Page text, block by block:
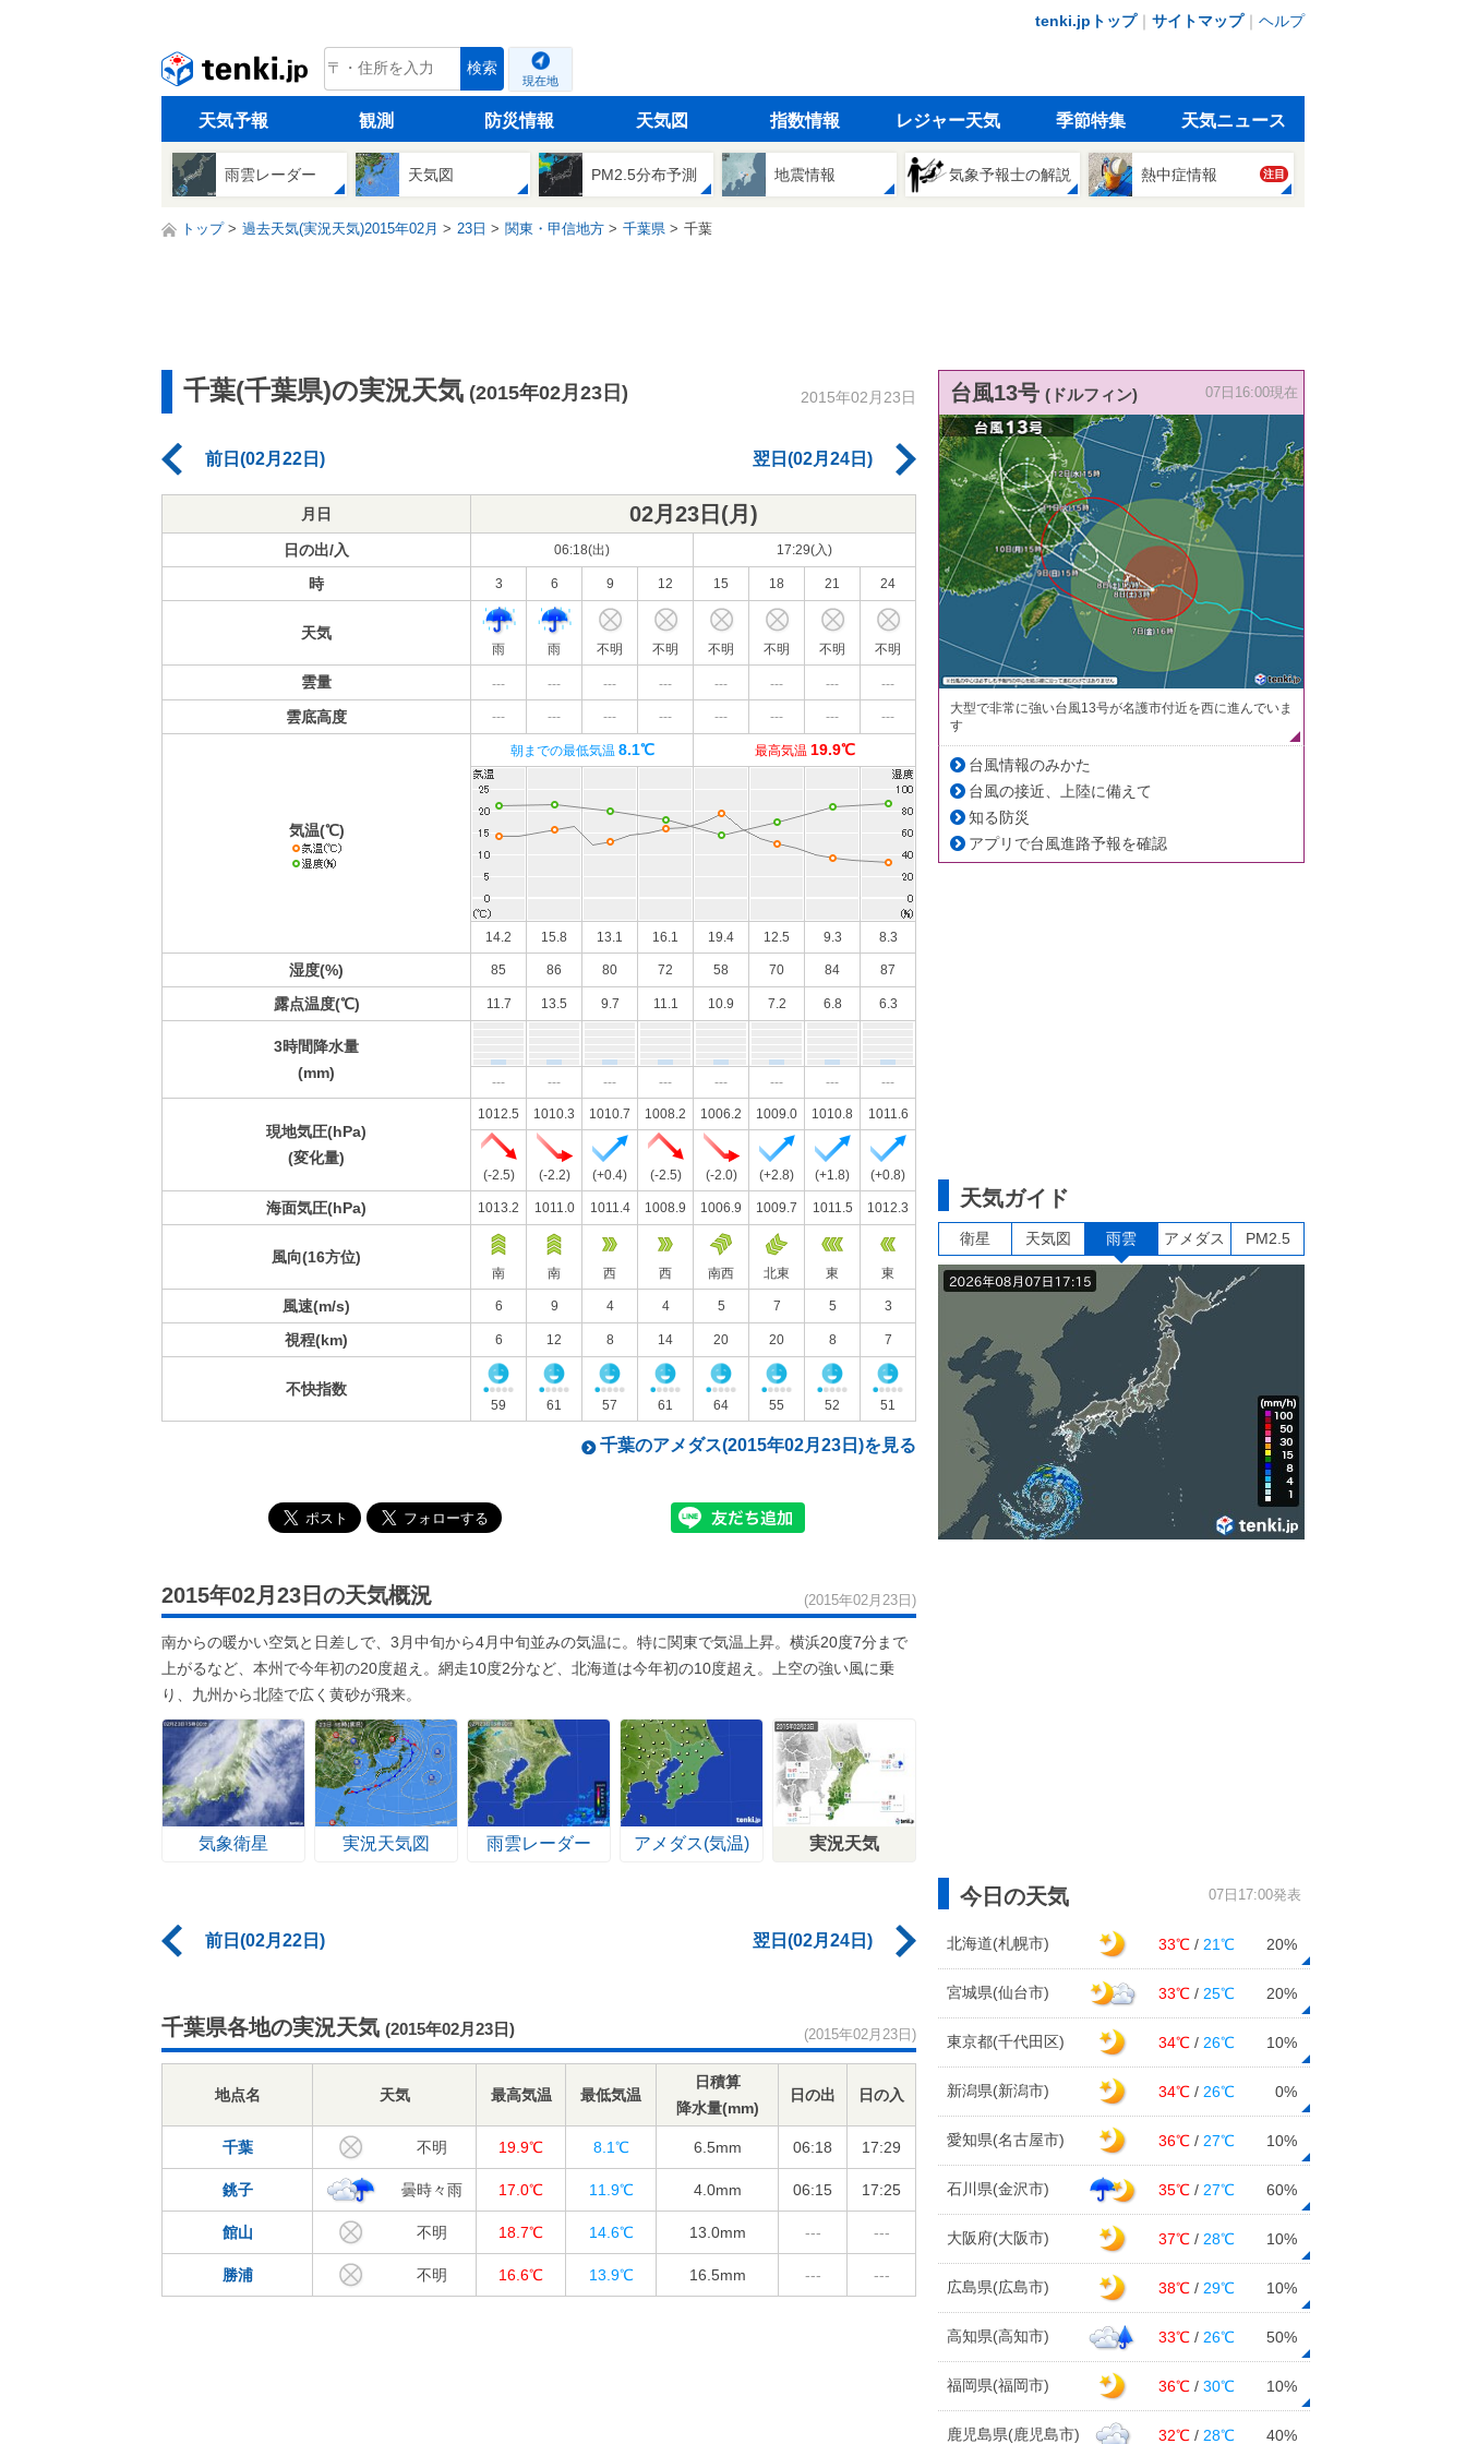
tenki.jpトップ｜ サイトマップ｜ ヘルプ
tenki.jp 検索
現在地
天気予報 観測 防災情報 天気図 指数情報 レジャー天気 季節特集 天気ニュース
雨雲レーダー 天気図 PM2.5分布予測 地震情報 気象予報士の解説 熱中症情報 注目
トップ 過去天気(実況天気)2015年02月 23日 関東・甲信地方 千葉県 千葉
千葉(千葉県)の実況天気 (2015年02月23日) 2015年02月23日
前日(02月22日) 翌日(02月24日)
月日 02月23日(月 )
日の出/入 06:18(出) 17:29(入)
時 3 6 9 12 15 18 21 24
天気
雨 雨 不明 不明 不明 不明 不明 不明
雲量 --- --- --- --- --- --- --- ---
雲底高度 --- --- --- --- --- --- --- ---
気温(℃)
朝までの最低気温 8.1℃ 最高気温 19.9℃
14.2 15.8 13.1 16.1 19.4 12.5 9.3 8.3
湿度(%) 85 86 80 72 58 70 84 87
露点温度(℃) 11.7 13.5 9.7 11.1 10.9 7.2 6.8 6.3
3時間降水量
(mm)
--- --- --- --- --- --- --- ---
現地気圧(hPa)
(変化量)
1012.5 1010.3 1010.7 1008.2 1006.2 1009.0 1010.8 1011.6
(-2.5) (-2.2) (+0.4) (-2.5) (-2.0) (+2.8) (+1.8) (+0.8)
海面気圧(hPa) 1013.2 1011.0 1011.4 1008.9 1006.9 1009.7 1011.5 1012.3
風向(16方位)
南 南 西 西 南西 北東 東 東
風速(m/s) 6 9 4 4 5 7 5 3
視程(km) 6 12 8 14 20 20 8 7
不快指数
59 61 57 61 64 55 52 51
千葉のアメダス(2015年02月23日)を見る
2015年02月23日の天気概況 (2015年02月23日)
南からの暖かい空気と日差しで、3月中旬から4月中旬並みの気温に。特に関東で気温上昇。横浜20度7分まで
上がるなど、本州で今年初の20度超え。網走10度2分など、北海道は今年初の10度超え。上空の強い風に乗
り、九州から北陸で広く黄砂が飛来。
気象衛星 実況天気図 雨雲レーダー アメダス(気温) 実況天気
前日(02月22日) 翌日(02月24日)
千葉県各地の実況天気 (2015年02月23日) (2015年02月23日)
地点名 天気 最高気温 最低気温
日積算
降水量(mm)
日の出 日の入
千葉 不明 19.9℃ 8.1℃ 6.5mm 06:18 17:29
銚子 曇時々雨 17.0℃ 11.9℃ 4.0mm 06:15 17:25
館山 不明 18.7℃ 14.6℃ 13.0mm --- ---
勝浦 不明 16.6℃ 13.9℃ 16.5mm --- ---
台風13号 (ドルフィン) 07日16:00現在
大型で非常に強い台風13号が名護市付近を西に進んでいま
す
台風情報のみかた
台風の接近、上陸に備えて
知る防災
アプリで台風進路予報を確認
天気ガイド
衛星 天気図 雨雲 アメダス PM2.5
今日の天気 07日17:00発表
北海道(札幌市) 33℃ / 21℃ 20%
宮城県(仙台市) 33℃ / 25℃ 20%
東京都(千代田区) 34℃ / 26℃ 10%
新潟県(新潟市) 34℃ / 26℃ 0%
愛知県(名古屋市) 36℃ / 27℃ 10%
石川県(金沢市) 35℃ / 27℃ 60%
大阪府(大阪市) 37℃ / 28℃ 10%
広島県(広島市) 38℃ / 29℃ 10%
高知県(高知市) 33℃ / 26℃ 50%
福岡県(福岡市) 36℃ /30℃ 10%
鹿児島県(鹿児島市) 32℃ / 28℃ 40%